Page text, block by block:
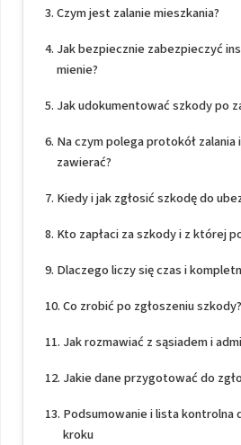
Czym jest zalanie mieszkania?
Jak bezpiecznie zabezpieczyć
mienie?
Jak udokumentować szkody po
Na czym polega protokół zalania
zawierać?
Kiedy i jak zgłosić szkodę do
Kto zapłaci za szkody i z której
Dlaczego liczy się czas i
Co zrobić po zgłoszeniu szkody?
Jak rozmawiać z sąsiadem i
Jakie dane przygotować do
Podsumowanie i lista kontrolna
kroku